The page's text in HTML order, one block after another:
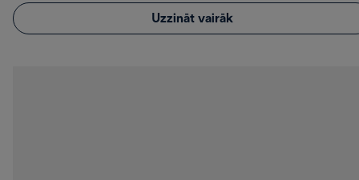
Uzzināt vairāk